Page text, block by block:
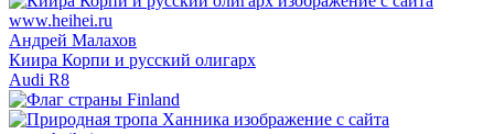
Андрей Малахов
Киира Корпи и русский олигарх
Audi R8